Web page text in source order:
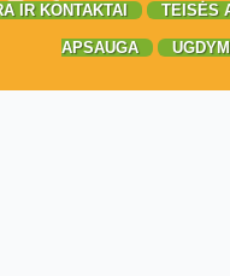
IR KONTAKTAI TEISĖS
APSAUGA